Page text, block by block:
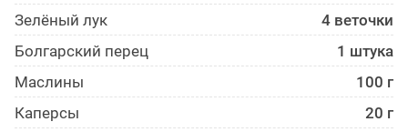
Зелёный лук
4 веточки
Болгарский перец
1 штука
Маслины
100 г
Каперсы
20 г